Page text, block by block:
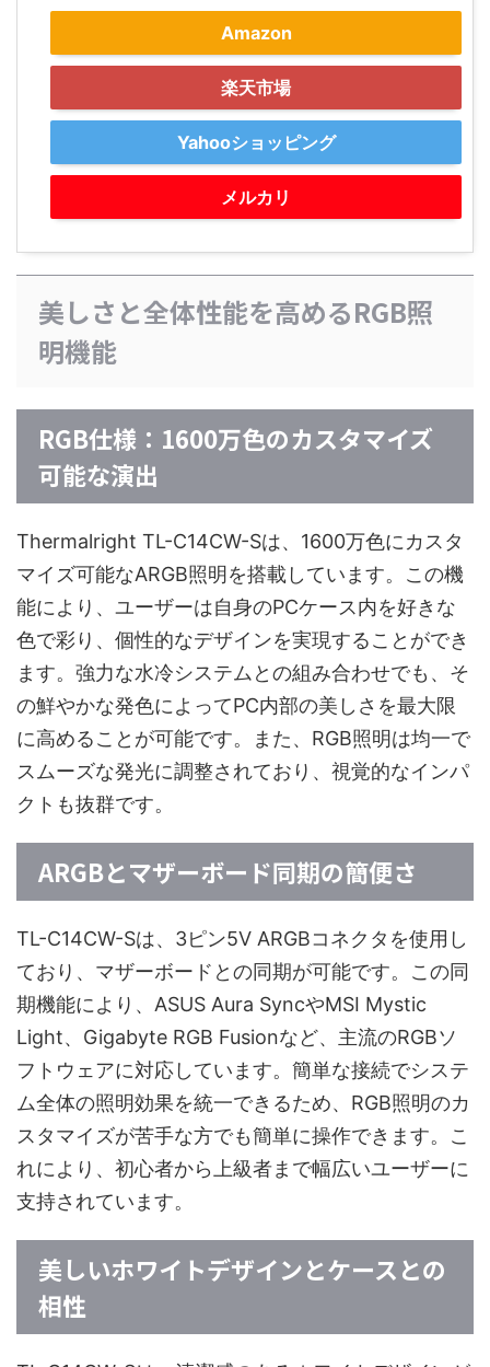
Amazon
楽天市場
Yahooショッピング
メルカリ
美しさと全体性能を高めるRGB照
明機能
RGB仕様：1600万色のカスタマイズ
可能な演出
Thermalright TL-C14CW-Sは、1600万色にカスタ
マイズ可能なARGB照明を搭載しています。この機
能により、ユーザーは自身のPCケース内を好きな
色で彩り、個性的なデザインを実現することができ
ます。強力な水冷システムとの組み合わせでも、そ
の鮮やかな発色によってPC内部の美しさを最大限
に高めることが可能です。また、RGB照明は均一で
スムーズな発光に調整されており、視覚的なインパ
クトも抜群です。
ARGBとマザーボード同期の簡便さ
TL-C14CW-Sは、3ピン5V ARGBコネクタを使用し
ており、マザーボードとの同期が可能です。この同
期機能により、ASUS Aura SyncやMSI Mystic
Light、Gigabyte RGB Fusionなど、主流のRGBソ
フトウェアに対応しています。簡単な接続でシステ
ム全体の照明効果を統一できるため、RGB照明のカ
スタマイズが苦手な方でも簡単に操作できます。こ
れにより、初心者から上級者まで幅広いユーザーに
支持されています。
美しいホワイトデザインとケースとの
相性